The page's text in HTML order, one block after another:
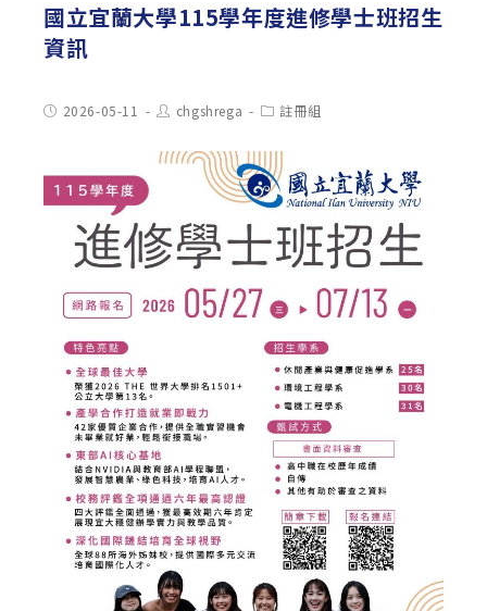
國立宜蘭大學115學年度進修學士班招生
資訊
Post2026-05-11
Post
author:
chgshrega
Post註冊組